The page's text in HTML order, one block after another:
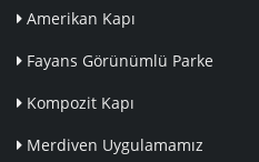
Amerikan Kapı
Fayans Görünümlü Parke
Kompozit Kapı
Merdiven Uygulamamız